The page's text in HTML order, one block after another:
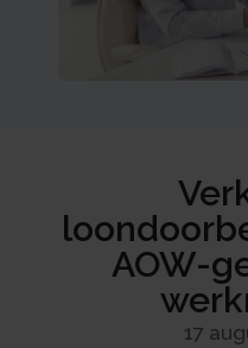
AOW-
17